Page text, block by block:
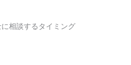
相談するタイミング